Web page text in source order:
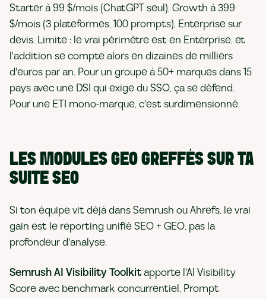
Starter à 99 $/mois (ChatGPT seul), Growth à 399
$/mois (3 plateformes, 100 prompts), Enterprise sur
devis. Limite : le vrai périmètre est en Enterprise, et
l'addition se compte alors en dizaines de milliers
d'euros par an. Pour un groupe à 50+ marques dans 15
pays avec une DSI qui exige du SSO, ça se défend.
Pour une ETI mono-marque, c'est surdimensionné.
LES MODULES GEO GREFFÉS SUR TA
SUITE SEO
Si ton équipe vit déjà dans Semrush ou Ahrefs, le vrai
gain est le reporting unifié SEO + GEO, pas la
profondeur d'analyse.
Semrush AI Visibility Toolkitapporte l'AI Visibility
Score avec benchmark concurrentiel, Prompt